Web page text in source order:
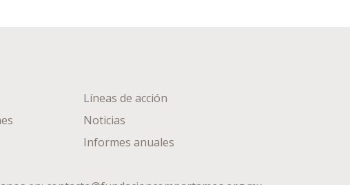
Líneas de acción
Noticias
Informes anuales